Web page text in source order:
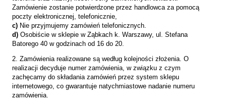
Zamówienie zostanie potwierdzone przez handlowca za pomocą
poczty elektronicznej, telefonicznie,
c) Nie przyjmujemy zamówień telefonicznych.
d) Osobiście w sklepie w Ząbkach k. Warszawy, ul. Stefana
Batorego 40 w godzinach od 16 do 20.
2. Zamówienia realizowane są według kolejności złożenia. O
realizacji decyduje numer zamówienia, w związku z czym
zachęcamy do składania zamówień przez system sklepu
internetowego, co gwarantuje natychmiastowe nadanie numeru
zamówienia.